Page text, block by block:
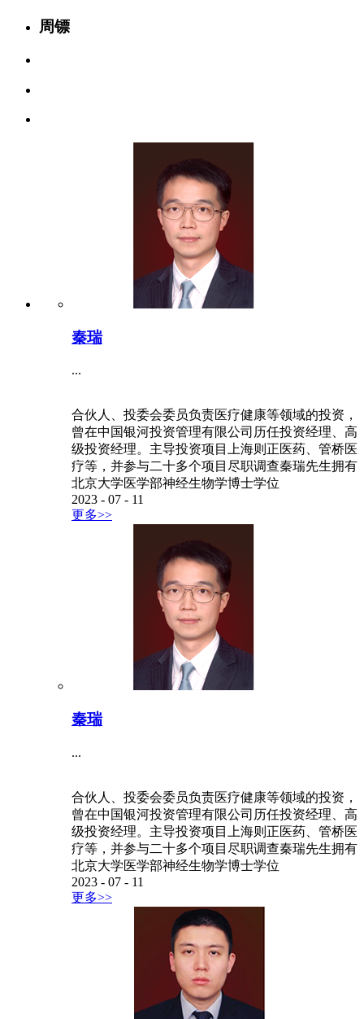
周镖
秦瑞
...
合伙人、投委会委员负责医疗健康等领域的投资，
曾在中国银河投资管理有限公司历任投资经理、高
级投资经理。主导投资项目上海则正医药、管桥医
疗等，并参与二十多个项目尽职调查秦瑞先生拥有
北京大学医学部神经生物学博士学位
2023 - 07 - 11
更多>>
秦瑞
...
合伙人、投委会委员负责医疗健康等领域的投资，
曾在中国银河投资管理有限公司历任投资经理、高
级投资经理。主导投资项目上海则正医药、管桥医
疗等，并参与二十多个项目尽职调查秦瑞先生拥有
北京大学医学部神经生物学博士学位
2023 - 07 - 11
更多>>